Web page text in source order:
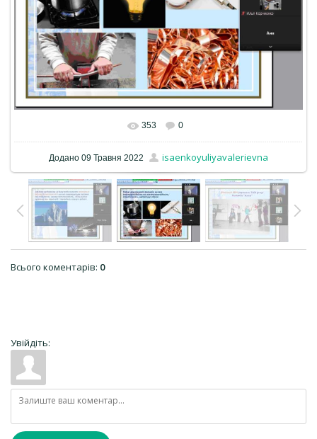
353 0
Додано 09 Травня 2022 isaenkoyuliyavalerievna
Всього коментарів: 0
Увійдіть: